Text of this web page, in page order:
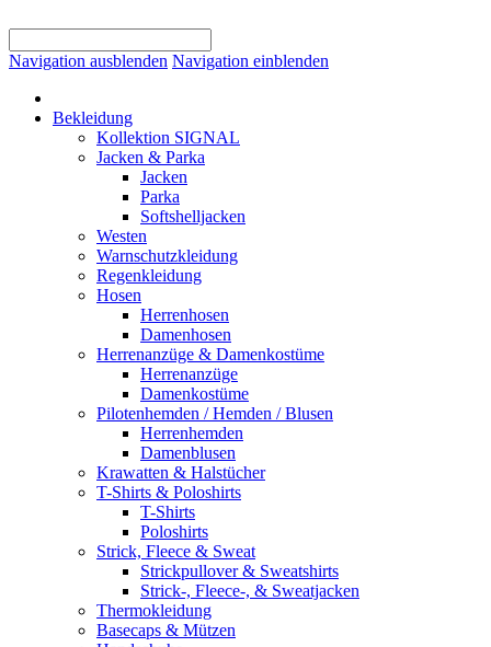
Navigation ausblenden Navigation einblenden
Bekleidung
Kollektion SIGNAL
Jacken & Parka
Jacken
Parka
Softshelljacken
Westen
Warnschutzkleidung
Regenkleidung
Hosen
Herrenhosen
Damenhosen
Herrenanzüge & Damenkostüme
Herrenanzüge
Damenkostüme
Pilotenhemden / Hemden / Blusen
Herrenhemden
Damenblusen
Krawatten & Halstücher
T-Shirts & Poloshirts
T-Shirts
Poloshirts
Strick, Fleece & Sweat
Strickpullover & Sweatshirts
Strick-, Fleece-, & Sweatjacken
Thermokleidung
Basecaps & Mützen